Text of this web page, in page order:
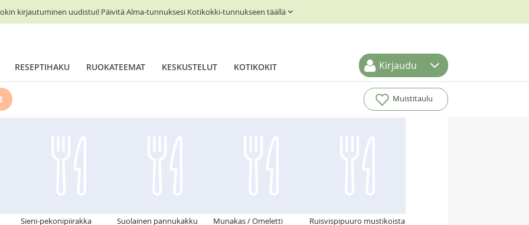
kirjautuminen uudistui! Päivitä Alma-tunnuksesi Kotikokki-tunnukseen täällä
RESEPTIHAKU RUOKATEEMAT KESKUSTELUT KOTIKOKIT Kirjaudu
Muistitaulu
Sieni-pekonipiirakka Suolainen pannukakku Munakas / Omeletti Ruisvispipuuro mustikoista